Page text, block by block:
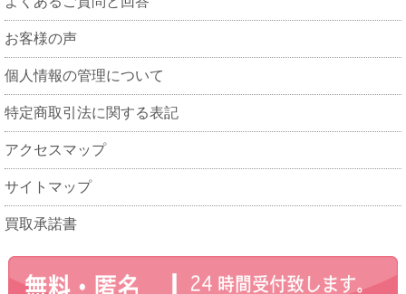
お客様の声
個人情報の管理について
特定商取引法に関する表記
アクセスマップ
サイトマップ
買取承諾書